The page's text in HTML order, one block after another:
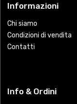
Informazioni
Chi siamo
Condizioni di vendita
Contatti
Info & Ordini